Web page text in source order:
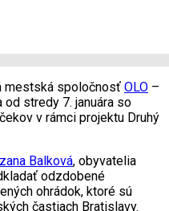
mestská spoločnosť OLO –
stredy 7. januára so
v rámci projektu Druhý
Balková, obyvatelia
odzdobené
ohrádok, ktoré sú
častiach Bratislavy.